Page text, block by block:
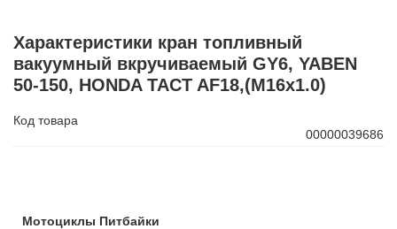
Мотоциклы Питбайки
Характеристики кран топливный
вакуумный вкручиваемый GY6, YABEN
50-150, HONDA TACT AF18,(M16x1.0)
Код товара
00000039686